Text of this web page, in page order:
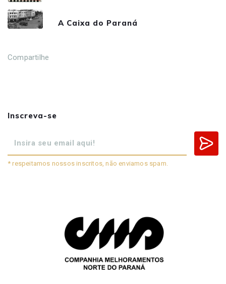
A Caixa do Paraná
Compartilhe
Inscreva-se
* respeitamos nossos inscritos, não enviamos spam.